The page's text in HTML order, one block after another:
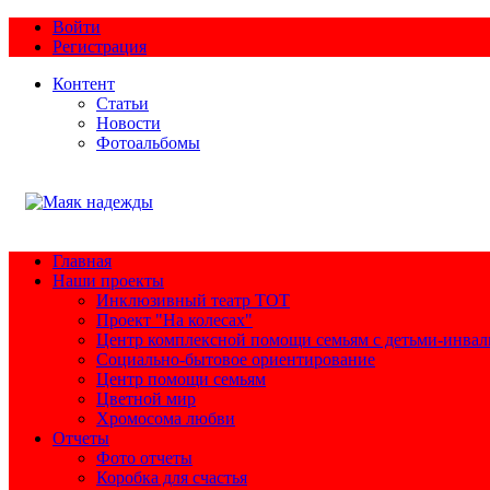
Войти
Регистрация
Контент
Статьи
Новости
Фотоальбомы
Главная
Наши проекты
Инклюзивный театр ТОТ
Проект "На колесах"
Центр комплексной помощи семьям с детьми-
Социально-бытовое ориентирование
Центр помощи семьям
Цветной мир
Хромосома любви
Отчеты
Фото отчеты
Коробка для счастья